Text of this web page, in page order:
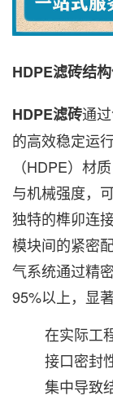
HDPE滤砖结
HDPE滤砖通
的高效稳定运
（HDPE）材
与机械强度，
独特的榫卯连
模块间的紧密
气系统通过精
95%以上，显
在实际工
接口密封
集中导致